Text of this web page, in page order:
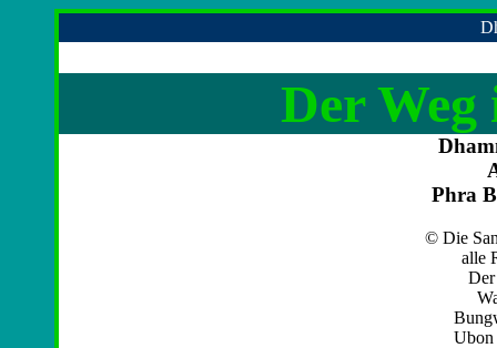
Der
Phra
© Die
alle
Ubon